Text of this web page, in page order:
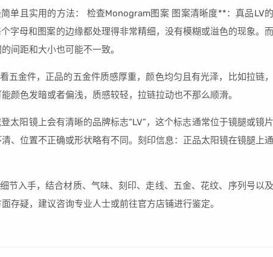
单且实用的方法： 检查Monogram图案 图案清晰度**：真品LV的
字母和图案的边缘都处理得非常精细，没有模糊或溢色的现象。而
间距和大小也可能不一致。
金件，正品的五金件质感厚重，颜色均匀且有光泽，比如拉链，
颜色发暗或者偏浅，质感较轻，拉链拉动也不那么顺滑。
太阳镜上会有清晰的品牌标志“LV”，这个标志通常位于镜腿或镜片
、位置不正确或形状略有不同。刻印信息：正品太阳镜在镜腿上通
节入手，结合材质、气味、刻印、走线、五金、花纹、序列号以及
存疑，建议咨询专业人士或前往官方店铺进行鉴定。